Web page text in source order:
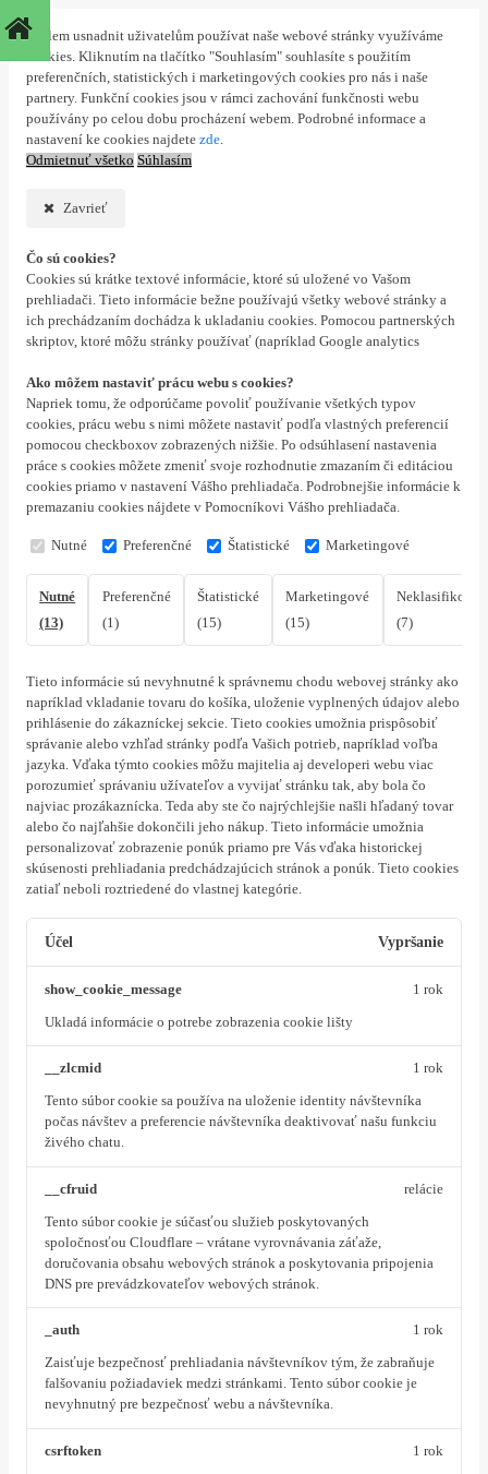
S cílem usnadnit uživatelům používat naše webové stránky využíváme
cookies. Kliknutím na tlačítko "Souhlasím" souhlasíte s použitím
preferenčních, statistických i marketingových cookies pro nás i naše
partnery. Funkční cookies jsou v rámci zachování funkčnosti webu
používány po celou dobu procházení webem. Podrobné informace a
nastavení ke cookies najdete zde.
Odmietnuť všetko Súhlasím
Zavrieť
Čo sú cookies?
Cookies sú krátke textové informácie, ktoré sú uložené vo Vašom
prehliadači. Tieto informácie bežne používajú všetky webové stránky a
ich prechádzaním dochádza k ukladaniu cookies. Pomocou partnerských
skriptov, ktoré môžu stránky používať (napríklad Google analytics
Ako môžem nastaviť prácu webu s cookies?
Napriek tomu, že odporúčame povoliť používanie všetkých typov
cookies, prácu webu s nimi môžete nastaviť podľa vlastných preferencií
pomocou checkboxov zobrazených nižšie. Po odsúhlasení nastavenia
práce s cookies môžete zmeniť svoje rozhodnutie zmazaním či editáciou
cookies priamo v nastavení Vášho prehliadača. Podrobnejšie informácie k
premazaniu cookies nájdete v Pomocníkovi Vášho prehliadača.
Nutné Preferenčné Štatistické Marketingové
Nutné
(13)
Preferenčné
(1)
Štatistické
(15)
Marketingové
(15)
(7)
Tieto informácie sú nevyhnutné k správnemu chodu webovej stránky ako
napríklad vkladanie tovaru do košíka, uloženie vyplnených údajov alebo
prihlásenie do zákazníckej sekcie. Tieto cookies umožnia prispôsobiť
správanie alebo vzhľad stránky podľa Vašich potrieb, napríklad voľba
jazyka. Vďaka týmto cookies môžu majitelia aj developeri webu viac
porozumieť správaniu užívateľov a vyvijať stránku tak, aby bola čo
najviac prozákaznícka. Teda aby ste čo najrýchlejšie našli hľadaný tovar
alebo čo najľahšie dokončili jeho nákup. Tieto informácie umožnia
personalizovať zobrazenie ponúk priamo pre Vás vďaka historickej
skúsenosti prehliadania predchádzajúcich stránok a ponúk. Tieto cookies
zatiaľ neboli roztriedené do vlastnej kategórie.
Účel Vypršanie
show_cookie_message
Ukladá informácie o potrebe zobrazenia cookie lišty
1 rok
__zlcmid
Tento súbor cookie sa používa na uloženie identity návštevníka
počas návštev a preferencie návštevníka deaktivovať našu funkciu
živého chatu.
1 rok
__cfruid
Tento súbor cookie je súčasťou služieb poskytovaných
spoločnosťou Cloudflare – vrátane vyrovnávania záťaže,
doručovania obsahu webových stránok a poskytovania pripojenia
DNS pre prevádzkovateľov webových stránok.
relácie
_auth
Zaisťuje bezpečnosť prehliadania návštevníkov tým, že zabraňuje
falšovaniu požiadaviek medzi stránkami. Tento súbor cookie je
nevyhnutný pre bezpečnosť webu a návštevníka.
1 rok
csrftoken 1 rok